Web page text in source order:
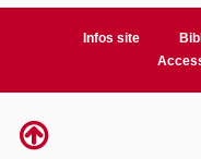
Infos site